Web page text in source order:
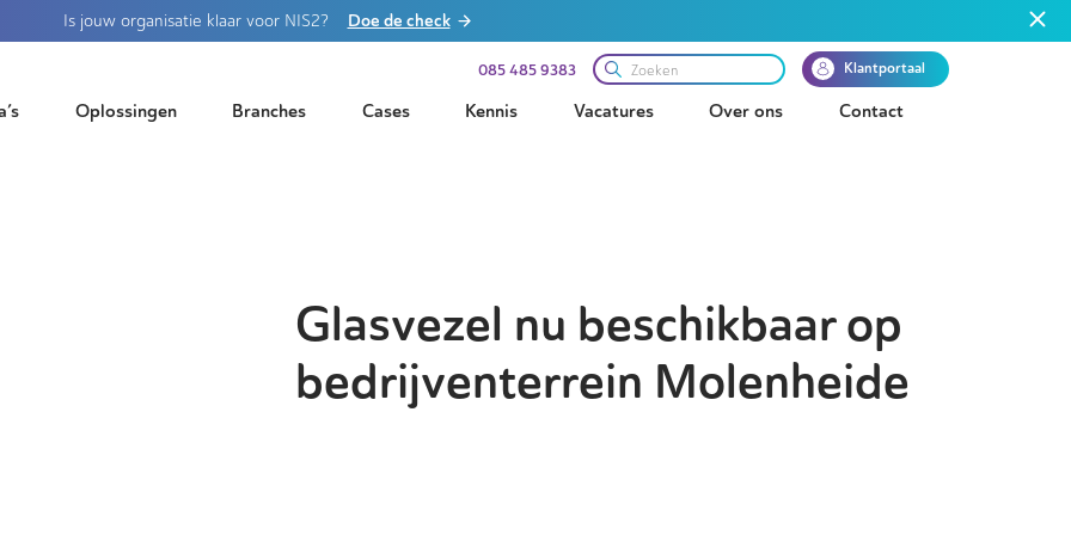
Is jouw organisatie klaar voor NIS2? Doe de check
085 485 9383 Klantportaal
Oplossingen Branches Cases Kennis Vacatures Over ons Contact
Glasvezel nu beschikbaar op
bedrijventerrein Molenheide